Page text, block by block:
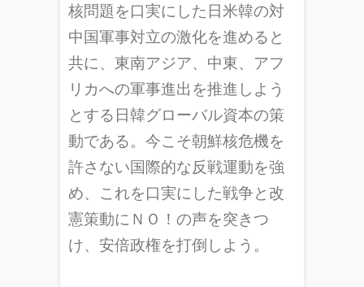
核問題を口実にした日米韓の対
中国軍事対立の激化を進めると
共に、東南アジア、中東、アフ
リカへの軍事進出を推進しよう
とする日韓グローバル資本の策
動である。今こそ朝鮮核危機を
許さない国際的な反戦運動を強
め、これを口実にした戦争と改
憲策動にＮＯ！の声を突きつ
け、安倍政権を打倒しよう。